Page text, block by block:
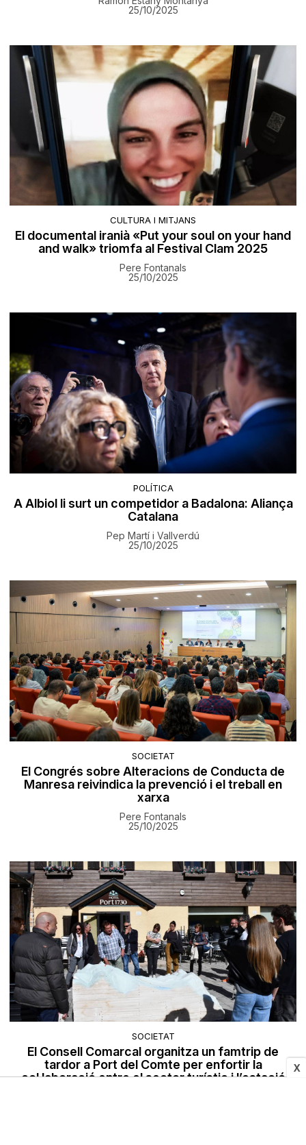
X
25/10/2025
CULTURA I MITJANS
El documental iranià «Put your soul on your hand
and walk» triomfa al Festival Clam 2025
Pere Fontanals
25/10/2025
POLÍTICA
A Albiol li surt un competidor a Badalona: Aliança
Catalana
Pep Martí i Vallverdú
25/10/2025
SOCIETAT
El Congrés sobre Alteracions de Conducta de
Manresa reivindica la prevenció i el treball en
xarxa
Pere Fontanals
25/10/2025
SOCIETAT
El Consell Comarcal organitza un famtrip de
tardor a Port del Comte per enfortir la
col·laboració entre el sector turístic i l’estació